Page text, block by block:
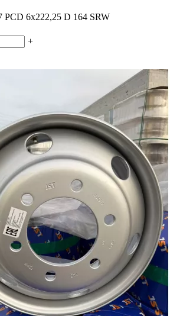
6х222,25 D 164 SRW
+